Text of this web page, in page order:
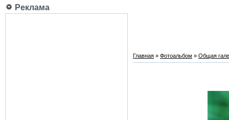
Реклама
Главная » Фотоальбом » Общая